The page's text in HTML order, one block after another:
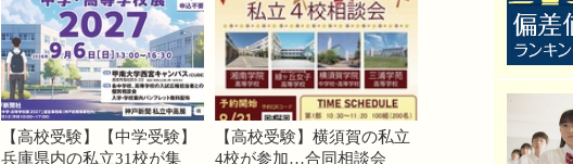
【高校受験】【中学受験】
兵庫県内の私立31校が集
【高校受験】横須賀の私立
4校が参加…合同相談会